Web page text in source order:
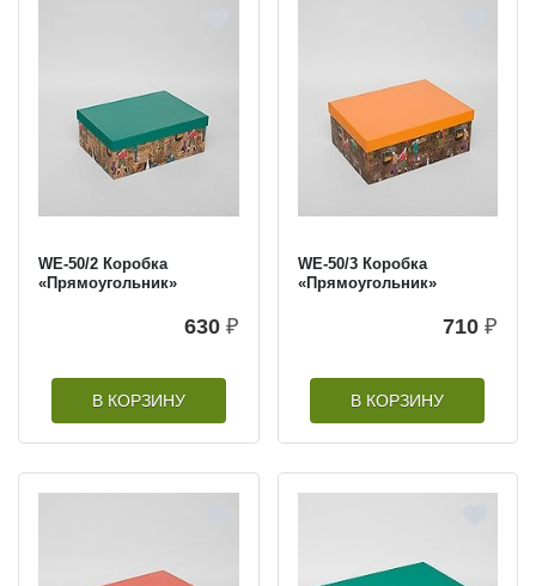
WE-50/2 Коробка
«Прямоугольник»
630 ₽
В КОРЗИНУ
WE-50/3 Коробка
«Прямоугольник»
710 ₽
В КОРЗИНУ